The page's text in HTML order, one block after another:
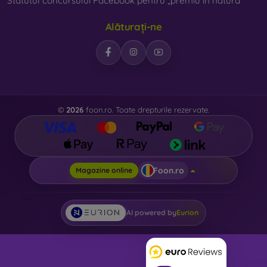
Alăturați-ne
© 2026 foon.ro. Toate drepturile rezervate.
Magazine online Foon.ro
AI powered byEurion